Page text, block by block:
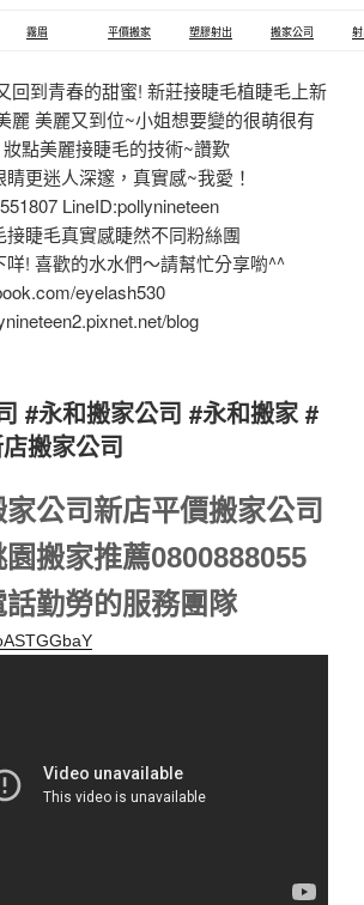
霧眉 平價搬家 塑膠射出 搬家公司
回到青春的甜蜜! 新莊接睫毛植睫毛上新
麗 美麗又到位~小姐想要變的很萌很有
點美麗接睫毛的技術~讚歎
更迷人深邃，真實感~我愛！
LineID:pollynineteen
睫毛真實感睫然不同粉絲團
咩! 喜歡的水水們～請幫忙分享喲^^
eyelash530
blog
#永和搬家公司 #永和搬家 #
搬家公司
公司新店平價搬家公司
搬家推薦0800888055
勤勞的服務團隊